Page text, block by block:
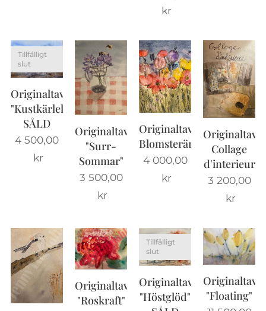
kr
Originaltavla
"Kustkärlek"
SÅLD
Tillfälligt
slut
4 500,00
kr
Originaltavla
"Surr-
Sommar"
3 500,00
kr
Originaltavla
Blomsteräng
4 000,00
kr
Originaltavla
Collage
d'interieur
3 200,00
kr
Originaltavla
"Roskraft"
Originaltavla
"Höstglöd"
Tillfälligt
slut
Originaltavla
"Floating"